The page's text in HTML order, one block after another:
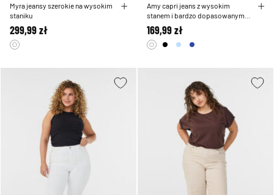
Myra jeansy szerokie na wysokim
staniku
299,99 zł
Amy capri jeans z wysokim
stanem i bardzo dopasowanym
krojem
169,99 zł